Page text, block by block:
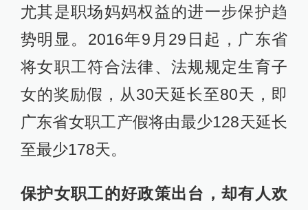
尤其是职场妈妈权益的进一步保护趋
势明显。2016年9月29日起，广东省
将女职工符合法律、法规规定生育子
女的奖励假，从30天延长至80天，即
广东省女职工产假将由最少128天延长
至最少178天。
保护女职工的好政策出台，却有人欢